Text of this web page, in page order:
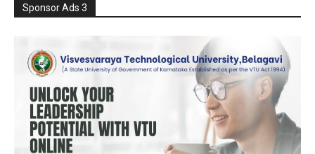
Sponsor Ads 3